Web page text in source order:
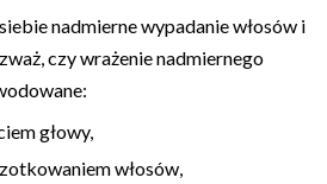
nadmierne wypadanie włosów i
czy wrażenie nadmiernego
głowy,
włosów,